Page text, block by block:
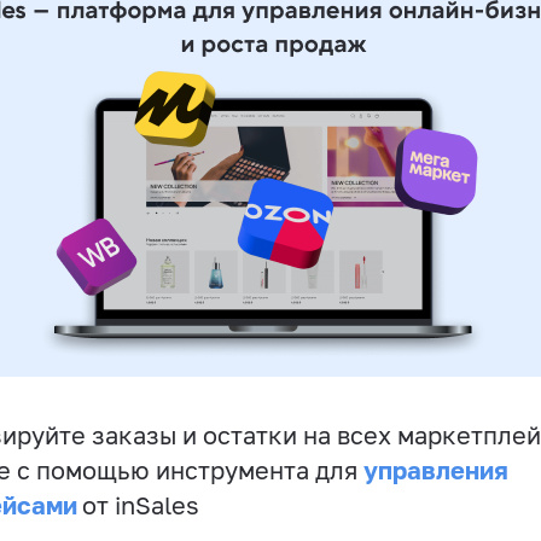
заказы и остатки на всех
с помощью инструмента для управления
от inSales